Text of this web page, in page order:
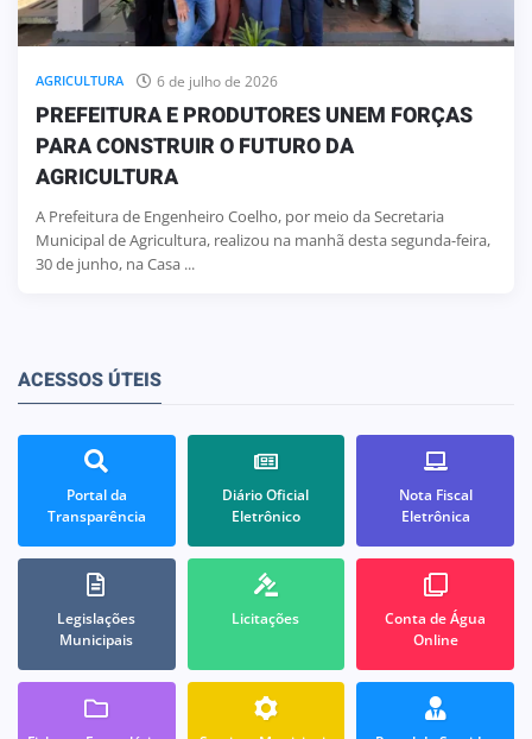
AGRICULTURA 6 de julho de 2026
PREFEITURA E PRODUTORES UNEM FORÇAS
PARA CONSTRUIR O FUTURO DA
AGRICULTURA
A Prefeitura de Engenheiro Coelho, por meio da Secretaria
Municipal de Agricultura, realizou na manhã desta segunda-feira,
30 de junho, na Casa ...
ACESSOS ÚTEIS
Portal da
Transparência
Diário Oficial
Eletrônico
Nota Fiscal
Eletrônica
Legislações
Municipais
Licitações
Conta de Água
Online